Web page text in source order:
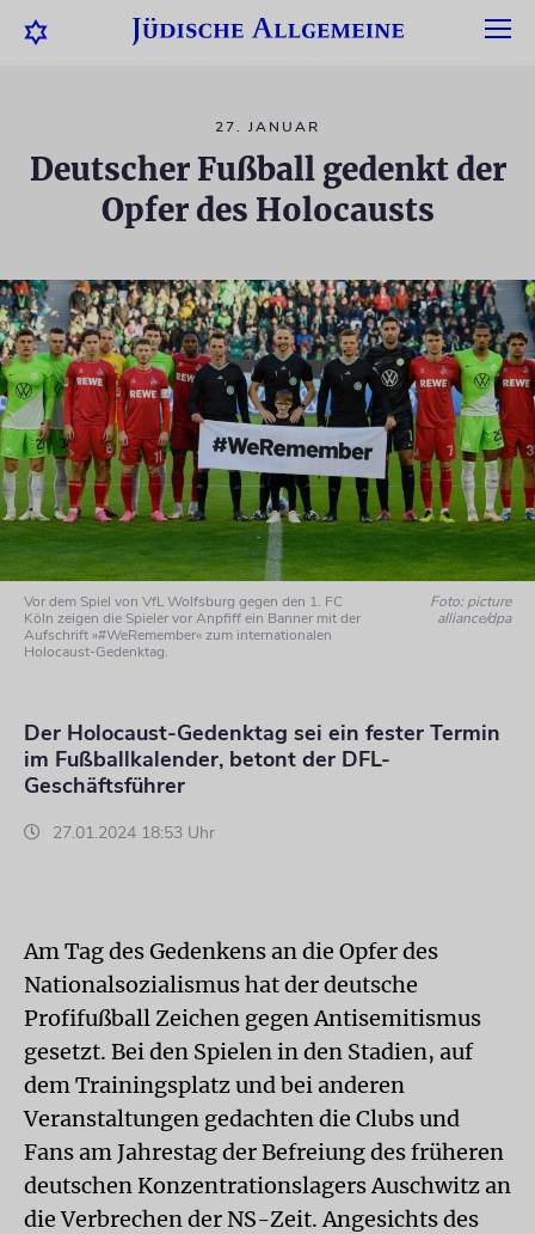
27. JANUAR
Deutscher Fußball gedenkt der
Opfer des Holocausts
Vor dem Spiel von VfL Wolfsburg gegen den 1. FC
Köln zeigen die Spieler vor Anpfiff ein Banner mit der
Aufschrift »#WeRemember« zum internationalen
Holocaust-Gedenktag.
Foto: picture
alliance/dpa
Der Holocaust-Gedenktag sei ein fester Termin
im Fußballkalender, betont der DFL-
Geschäftsführer
27.01.2024 18:53 Uhr
Am Tag des Gedenkens an die Opfer des
Nationalsozialismus hat der deutsche
Profifußball Zeichen gegen Antisemitismus
gesetzt. Bei den Spielen in den Stadien, auf
dem Trainingsplatz und bei anderen
Veranstaltungen gedachten die Clubs und
Fans am Jahrestag der Befreiung des früheren
deutschen Konzentrationslagers Auschwitz an
die Verbrechen der NS-Zeit. Angesichts des